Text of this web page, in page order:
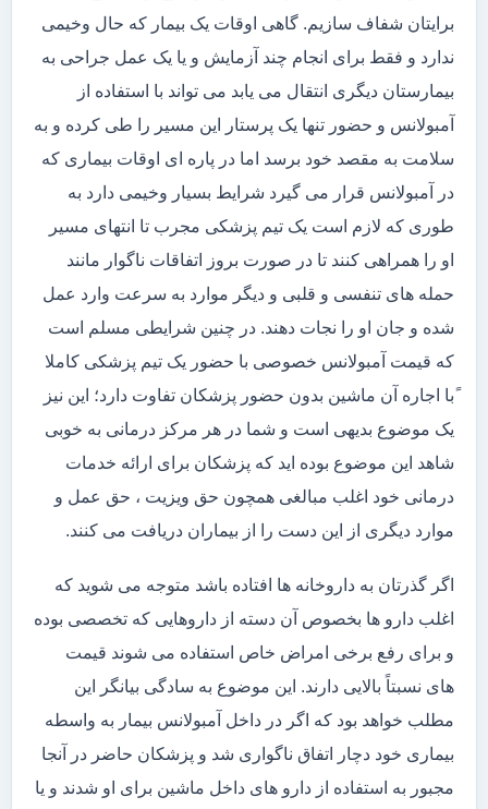
برایتان شفاف سازیم. گاهی اوقات یک بیمار که حال وخیمی
ندارد و فقط برای انجام چند آزمایش و یا یک عمل جراحی به
بیمارستان دیگری انتقال می یابد می تواند با استفاده از
آمبولانس و حضور تنها یک پرستار این مسیر را طی کرده و به
سلامت به مقصد خود برسد اما در پاره ای اوقات بیماری که
در آمبولانس قرار می گیرد شرایط بسیار وخیمی دارد به
طوری که لازم است یک تیم پزشکی مجرب تا انتهای مسیر
او را همراهی کنند تا در صورت بروز اتفاقات ناگوار مانند
حمله های تنفسی و قلبی و دیگر موارد به سرعت وارد عمل
شده و جان او را نجات دهند. در چنین شرایطی مسلم است
که قیمت آمبولانس خصوصی با حضور یک تیم پزشکی کاملا
ًبا اجاره آن ماشین بدون حضور پزشکان تفاوت دارد؛ این نیز
یک موضوع بدیهی است و شما در هر مرکز درمانی به خوبی
شاهد این موضوع بوده اید که پزشکان برای ارائه خدمات
درمانی خود اغلب مبالغی همچون حق ویزیت ، حق عمل و
موارد دیگری از این دست را از بیماران دریافت می کنند.
اگر گذرتان به داروخانه ها افتاده باشد متوجه می شوید که
اغلب دارو ها بخصوص آن دسته از داروهایی که تخصصی بوده
و برای رفع برخی امراض خاص استفاده می شوند قیمت
های نسبتاً بالایی دارند. این موضوع به سادگی بیانگر این
مطلب خواهد بود که اگر در داخل آمبولانس بیمار به واسطه
بیماری خود دچار اتفاق ناگواری شد و پزشکان حاضر در آنجا
مجبور به استفاده از دارو های داخل ماشین برای او شدند و یا